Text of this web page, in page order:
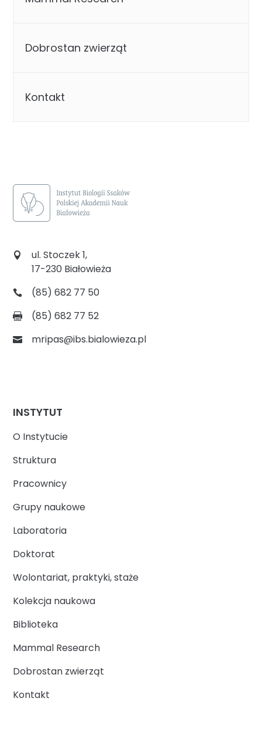
Dobrostan zwierząt
Kontakt
ul. Stoczek 1,
17-230 Białowieża
(85) 682 77 50
(85) 682 77 52
mripas@ibs.bialowieza.pl
INSTYTUT
O Instytucie
Struktura
Pracownicy
Grupy naukowe
Laboratoria
Doktorat
Wolontariat, praktyki, staże
Kolekcja naukowa
Biblioteka
Mammal Research
Dobrostan zwierząt
Kontakt